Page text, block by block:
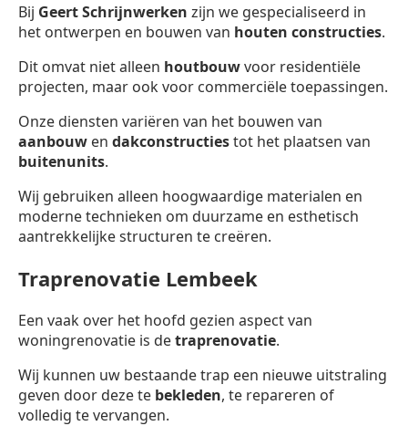
Bij Geert Schrijnwerken zijn we gespecialiseerd in
het ontwerpen en bouwen van houten constructies.
Dit omvat niet alleen houtbouwvoor residentiële
projecten, maar ook voor commerciële toepassingen.
Onze diensten variëren van het bouwen van
aanbouw en dakconstructiestot het plaatsen van
buitenunits.
Wij gebruiken alleen hoogwaardige materialen en
moderne technieken om duurzame en esthetisch
aantrekkelijke structuren te creëren.
Traprenovatie Lembeek
Een vaak over het hoofd gezien aspect van
woningrenovatie is detraprenovatie.
Wij kunnen uw bestaande trap een nieuwe uitstraling
geven door deze te bekleden, te repareren of
volledig te vervangen.